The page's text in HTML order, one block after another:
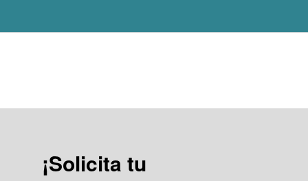
¡Solicita tu